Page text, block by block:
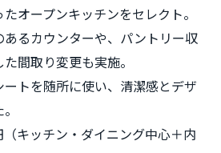
オープンキッチンをセレクト。
るカウンターや、パントリー収
間取り変更も実施。
トを随所に使い、清潔感とデザ
キッチン・ダイニング中心＋内